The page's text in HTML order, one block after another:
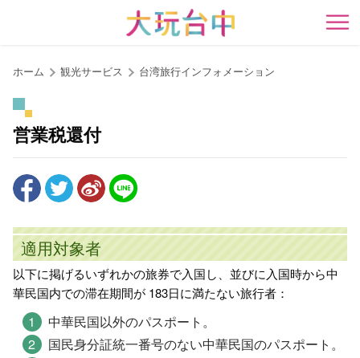
開
ホーム 観光サービス 台湾旅行インフォメーション
営業税還付
適用対象者
以下に掲げるいずれかの旅券で入国し、並びに入国時から中
華民国内での滞在期間が 183日に満たない旅行者：
中華民国以外のパスポート。
国民身分証統一番号のない中華民国のパスポート。